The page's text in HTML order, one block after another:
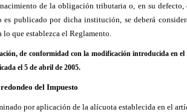
de la obligación tributaria o, en su
publicado por dicha institución, se deberá
lo que establezca el Reglamento.
de conformidad con la modificación introducida en
el 5 de abril de 2005.
del Impuesto
por aplicación de la alícuota establecida en el